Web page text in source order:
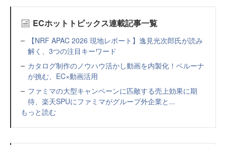
ECホットトピックス連載記事一覧
【NRF APAC 2026 現地レポート】逸見光次郎氏が読み
解く、3つの注目キーワード
カタログ制作のノウハウ活かし動画を内製化！ベルーナ
が挑む、EC×動画活用
ファミマの大型キャンペーンに匹敵する売上効果に期
待、楽天SPUにファミマがグループ外企業と...
もっと読む